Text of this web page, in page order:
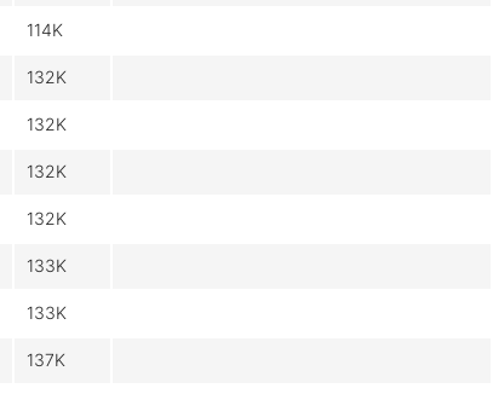
114K
132K
132K
132K
132K
133K
133K
137K